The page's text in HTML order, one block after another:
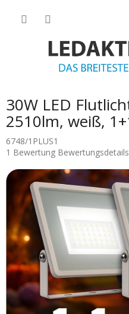
30W LED
2510lm, weiß,
6748/1PLUS1
Die
Produktbewertung
5.0
Sternen.
1 Bewertung Bewertungsdetails